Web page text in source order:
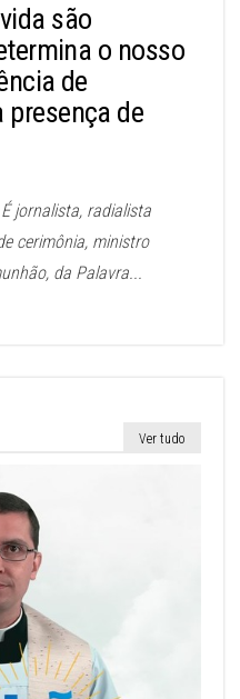
são
o nosso
de
presença de
jornalista, radialista
cerimônia, ministro
da Palavra...
Ver tudo